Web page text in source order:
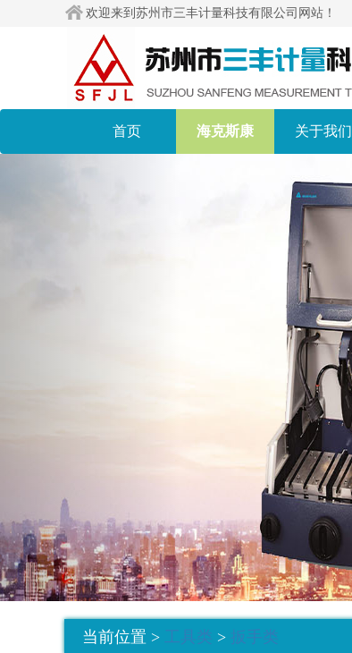
欢迎来到苏州市三丰计量科技有限公司网站！
首页 海克斯康 关于我们
当前位置 > 工具类 > 扳手类